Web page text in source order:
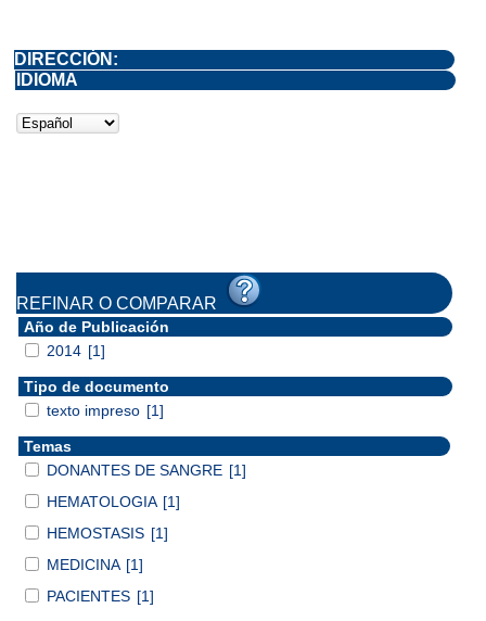
DIRECCIÓN:
IDIOMA
REFINAR O COMPARAR
Año de Publicación
2014 [1]
Tipo de documento
texto impreso [1]
Temas
DONANTES DE SANGRE [1]
HEMATOLOGIA [1]
HEMOSTASIS [1]
MEDICINA [1]
PACIENTES [1]